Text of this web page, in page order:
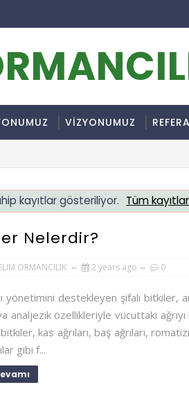
VİZYONUMUZ
kayıtlar gösteriliyor. Tüm
Nelerdir?
ORMANCILIK 2 years ago 0
yönetimini destekleyen şifalı bitkiler,
analjezik özellikleriyle vücuttaki
kas ağrıları, baş ağrıları,
gibi f...